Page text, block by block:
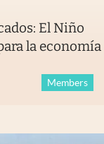
El Niño
la economía
Members